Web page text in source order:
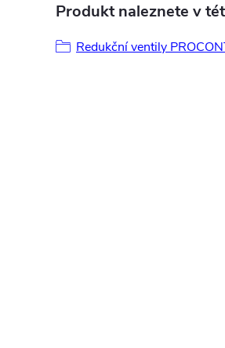
Produkt naleznete v
Redukční ventily